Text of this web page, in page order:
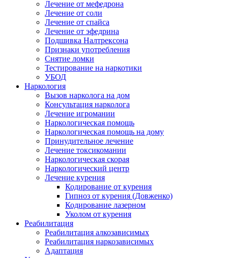
Лечение от мефедрона
Лечение от соли
Лечение от спайса
Лечение от эфедрина
Подшивка Налтрексона
Признаки употребления
Снятие ломки
Тестирование на наркотики
УБОД
Наркология
Вызов нарколога на дом
Консультация нарколога
Лечение игромании
Наркологическая помощь
Наркологическая помощь на дому
Принудительное лечение
Лечение токсикомании
Наркологическая скорая
Наркологический центр
Лечение курения
Кодирование от курения
Гипноз от курения (Довженко)
Кодирование лазерном
Уколом от курения
Реабилитация
Реабилитация алкозависимых
Реабилитация наркозависимых
Адаптация